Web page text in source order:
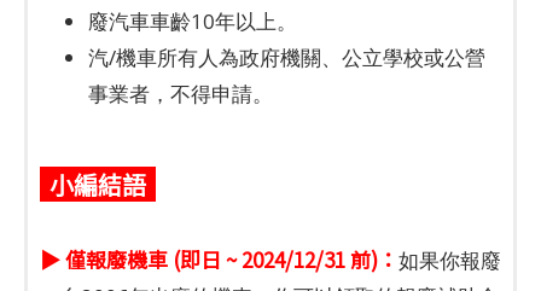
廢汽車車齡10年以上。
汽/機車所有人為政府機關、公立學校或公營
事業者，不得申請。
小編結語
▶ 僅報廢機車 (即日 ~ 2024/12/31 前)： 如果你報廢